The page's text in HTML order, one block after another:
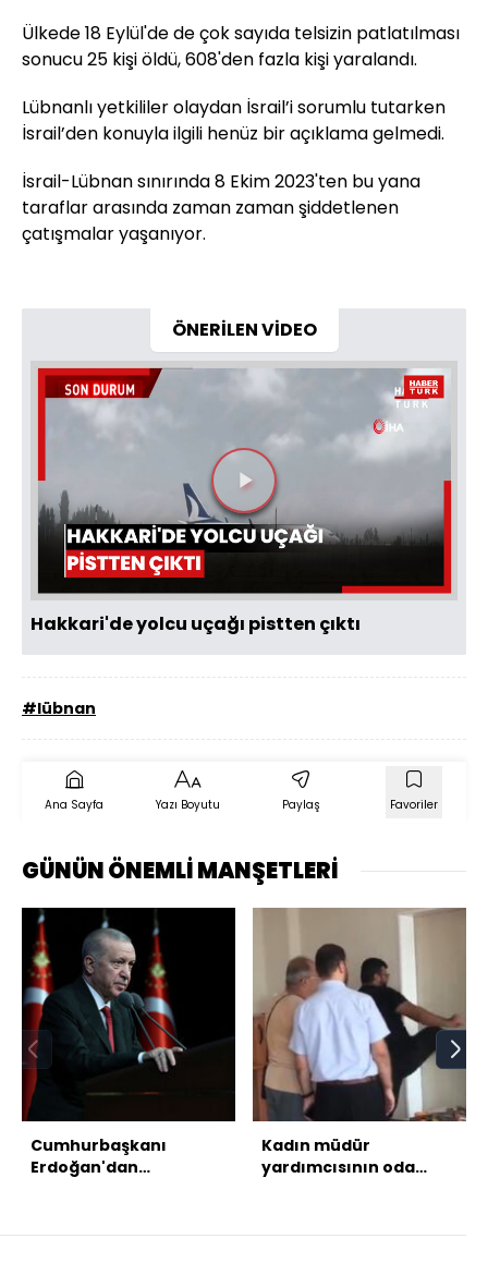
Ülkede 18 Eylül'de de çok sayıda telsizin patlatılması
sonucu 25 kişi öldü, 608'den fazla kişi yaralandı.
Lübnanlı yetkililer olaydan İsrail’i sorumlu tutarken
İsrail’den konuyla ilgili henüz bir açıklama gelmedi.
İsrail-Lübnan sınırında 8 Ekim 2023'ten bu yana
taraflar arasında zaman zaman şiddetlenen
çatışmalar yaşanıyor.
ÖNERİLEN VİDEO
Videoyu
Oynat
Hakkari'de yolcu uçağı pistten çıktı
#lübnan
Ana Sayfa Yazı Boyutu Paylaş Favoriler
GÜNÜN ÖNEMLİ MANŞETLERİ
Cumhurbaşkanı
Erdoğan'dan
Kadın müdür
yardımcısının oda
açığa alındı